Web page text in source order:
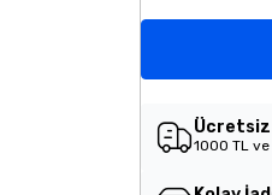
Ücretsiz
1000 TL